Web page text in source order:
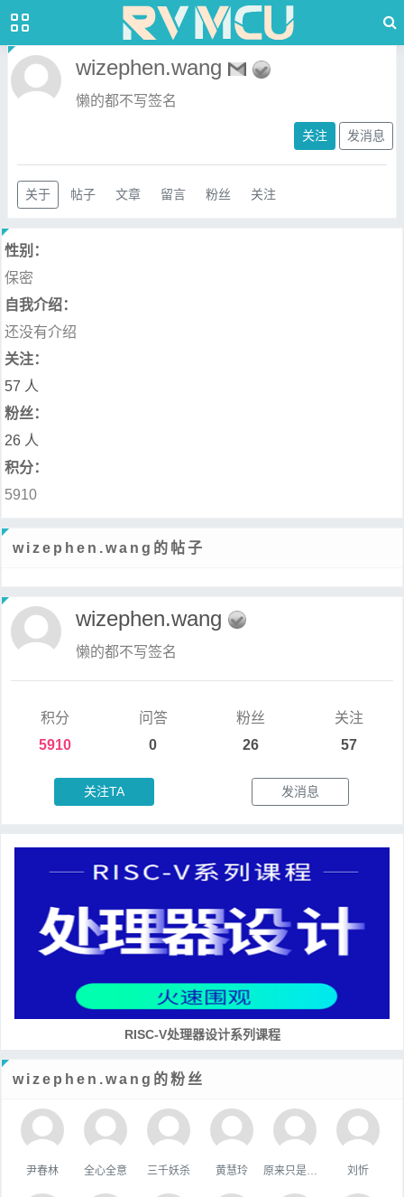
wizephen.wang
懒的都不写签名
关注 发消息
关于 帖子 文章 留言 粉丝 关注
性别：
保密
自我介绍：
还没有介绍
关注：
57 人
粉丝：
26 人
积分：
5910
wizephen.wang的帖子
wizephen.wang
懒的都不写签名
积分
5910
问答
0
粉丝
26
关注
57
关注TA 发消息
RISC-V处理器设计系列课程
wizephen.wang的粉丝
尹春林 全心全意 三千妖杀 黄慧玲 刘忻